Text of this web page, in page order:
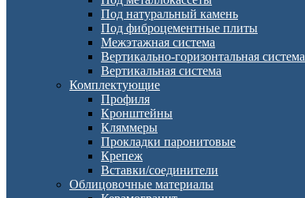
Под натуральный камень
Под фиброцементные плиты
Межэтажная система
Вертикально-горизонтальная система
Вертикальная система
Комплектующие
Профиля
Кронштейны
Кляммеры
Прокладки паронитовые
Крепеж
Вставки/соединители
Облицовочные материалы